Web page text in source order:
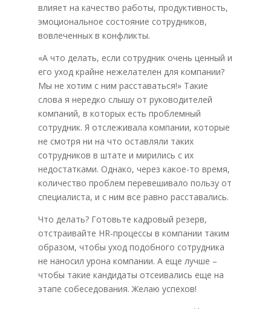
влияет на качество работы, продуктивность,
эмоциональное состояние сотрудников,
вовлеченных в конфликты.
«А что делать, если сотрудник очень ценный и
его уход крайне нежелателен для компании?
Мы не хотим с ним расставаться!» Такие
слова я нередко слышу от руководителей
компаний, в которых есть проблемный
сотрудник. Я отслеживала компании, которые
не смотря ни на что оставляли таких
сотрудников в штате и мирились с их
недостатками. Однако, через какое-то время,
количество проблем перевешивало пользу от
специалиста, и с ним все равно расставались.
Что делать? Готовьте кадровый резерв,
отстраивайте HR-процессы в компании таким
образом, чтобы уход подобного сотрудника
не наносил урона компании. А еще лучше –
чтобы такие кандидаты отсеивались еще на
этапе собеседования. Желаю успехов!